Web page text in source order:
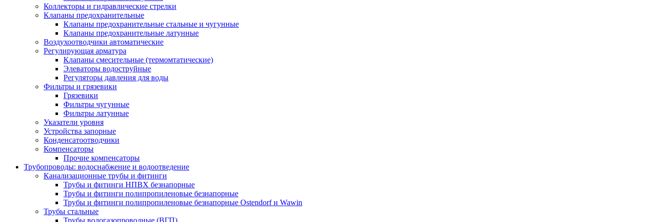
Коллекторы и гидравлические стрелки
Клапаны предохранительные
Клапаны предохранительные стальные и чугунные
Клапаны предохранительные латунные
Воздухоотводчики автоматические
Регулирующая арматура
Клапаны смесительные (термомтатические)
Элеваторы водоструйные
Регуляторы давления для воды
Фильтры и грязевики
Грязевики
Фильтры чугунные
Фильтры латунные
Указатели уровня
Устройства запорные
Конденсатоотводчики
Компенсаторы
Прочие компенсаторы
Трубопроводы: водоснабжение и водоотведение
Канализационные трубы и фитинги
Трубы и фитинги НПВХ безнапорные
Трубы и фитинги полипропиленовые безнапорные
Трубы и фитинги полипропиленовые безнапорные Ostendorf и Wawin
Трубы стальные
Трубы водогазопроводные (ВГП)